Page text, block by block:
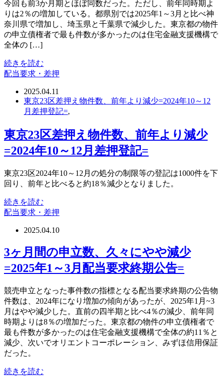
今回も前3か月期とほぼ同数だった。ただし、前年同時期よ
りは2％の増加している。都県別では2025年1～3月と比べ神
奈川県で増加し、埼玉県と千葉県で減少した。東京都の物件
の申立債権者で最も件数が多かったのは住宅金融支援機構で
全体の […]
続きを読む
配当要求・差押
2025.04.11
東京23区差押え物件数、前年より減少=2024年10～12
月差押登記=,
東京23区差押え物件数、前年より減少
=2024年10～12月差押登記=
東京23区2024年10～12月の処分の制限等の登記は1000件を下
回り、前年と比べると約18％減少となりました。
続きを読む
配当要求・差押
2025.04.10
3ヶ月間の申立数、久々にやや減少
=2025年1～3月配当要求終期公告=
競売申立となった事件数の指標となる配当要求終期の公告物
件数は、2024年になり増加の傾向があったが、2025年1月~3
月はやや減少した。直前の四半期と比べ4％の減少、前年同
時期よりは8％の増加だった。東京都の物件の申立債権者で
最も件数が多かったのは住宅金融支援機構で全体の約11％と
減少、次いでオリエントコーポレーション、みずほ信用保証
だった。
続きを読む